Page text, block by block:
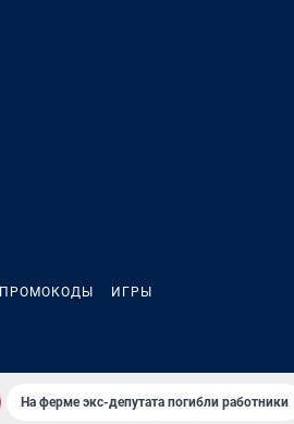
ПРОМОКОДЫ ИГРЫ
На ферме экс-депутата погибли работники